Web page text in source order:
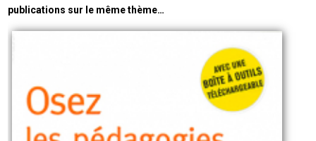
publications sur le même thème…